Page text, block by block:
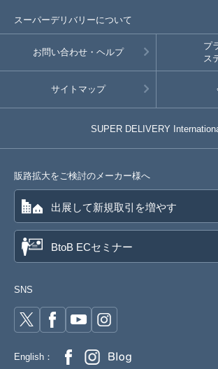
スーパーデリバリーについて
お問い合わせ・ヘルプ
プ
ス
サイトマップ
SUPER DELIVERY
販路拡大をご検討のメーカー様へ
出展して新規取引を増やす
BtoB ECセミナー
SNS
English：